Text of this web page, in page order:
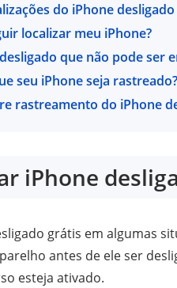
do iPhone desligado
localizar meu iPhone?
que não pode ser
seu iPhone seja rastreado?
rastreamento do iPhone
iPhone
grátis em algumas
antes de ele ser
esteja ativado.